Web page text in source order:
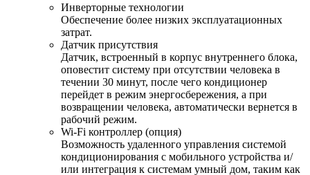
Инверторные технологии
Обеспечение более низких эксплуатационных
затрат.
Датчик присутствия
Датчик, встроенный в корпус внутреннего блока,
оповестит систему при отсутствии человека в
течении 30 минут, после чего кондиционер
перейдет в режим энергосбережения, а при
возвращении человека, автоматически вернется в
рабочий режим.
Wi-Fi контроллер (опция)
Возможность удаленного управления системой
кондиционирования с мобильного устройства и/
или интеграция к системам умный дом, таким как